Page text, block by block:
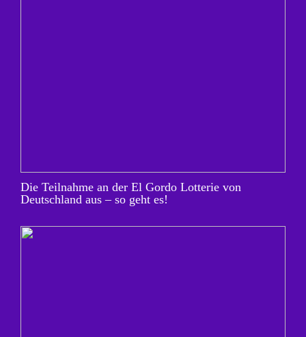
Die Teilnahme an der El Gordo Lotterie von
Deutschland aus – so geht es!